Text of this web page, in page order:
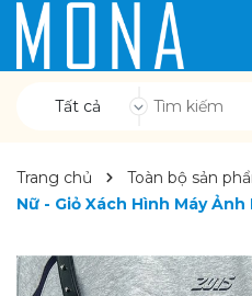
Tất cả
Trang chủ Toàn bộ sản
Nữ - Giỏ Xách Hình Máy